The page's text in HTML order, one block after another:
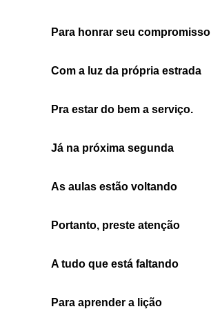
Para honrar seu compromisso
Com a luz da própria estrada
Pra estar do bem a serviço.
Já na próxima segunda
As aulas estão voltando
Portanto, preste atenção
A tudo que está faltando
Para aprender a lição